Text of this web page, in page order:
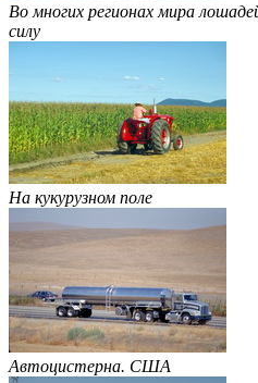
Во многих регионах мира
силу
На кукурузном поле
Автоцистерна. США